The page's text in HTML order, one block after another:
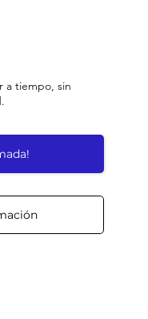
a tiempo, sin